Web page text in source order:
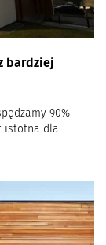
bardziej
90%
istotna dla